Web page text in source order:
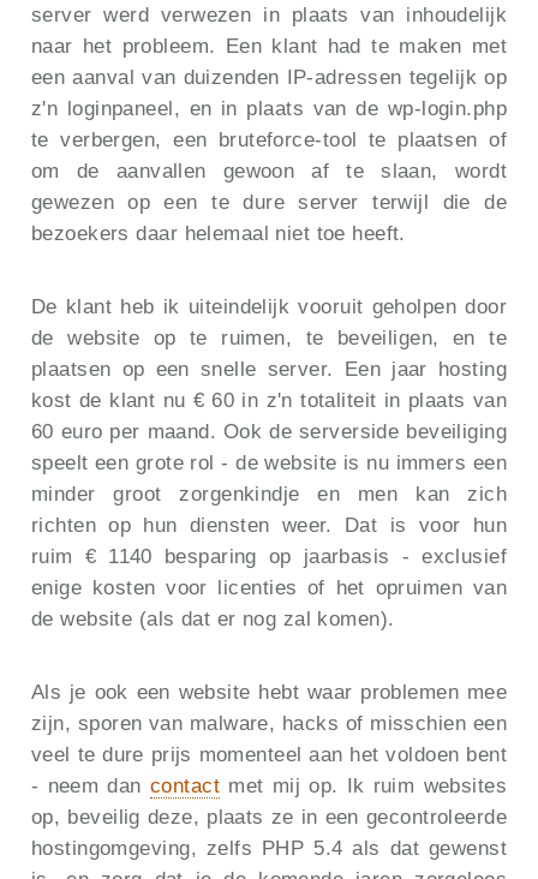
server werd verwezen in plaats van inhoudelijk
naar het probleem. Een klant had te maken met
een aanval van duizenden IP-adressen tegelijk op
z'n loginpaneel, en in plaats van de wp-login.php
te verbergen, een bruteforce-tool te plaatsen of
om de aanvallen gewoon af te slaan, wordt
gewezen op een te dure server terwijl die de
bezoekers daar helemaal niet toe heeft.
De klant heb ik uiteindelijk vooruit geholpen door
de website op te ruimen, te beveiligen, en te
plaatsen op een snelle server. Een jaar hosting
kost de klant nu € 60 in z'n totaliteit in plaats van
60 euro per maand. Ook de serverside beveiliging
speelt een grote rol - de website is nu immers een
minder groot zorgenkindje en men kan zich
richten op hun diensten weer. Dat is voor hun
ruim € 1140 besparing op jaarbasis - exclusief
enige kosten voor licenties of het opruimen van
de website (als dat er nog zal komen).
Als je ook een website hebt waar problemen mee
zijn, sporen van malware, hacks of misschien een
veel te dure prijs momenteel aan het voldoen bent
- neem dan contact met mij op. Ik ruim websites
op, beveilig deze, plaats ze in een gecontroleerde
hostingomgeving, zelfs PHP 5.4 als dat gewenst